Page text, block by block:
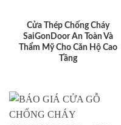
Cửa Thép Chống Cháy
SaiGonDoor An Toàn Và
Thẩm Mỹ Cho Căn Hộ Cao
Tầng